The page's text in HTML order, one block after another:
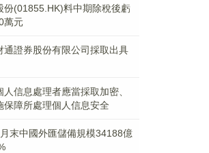
份(01855.HK)料中期除稅後虧
萬元
通證券股份有限公司採取出具
信息處理者應當採取加密、
保障所處理個人信息安全
末中國外匯儲備規模34188億